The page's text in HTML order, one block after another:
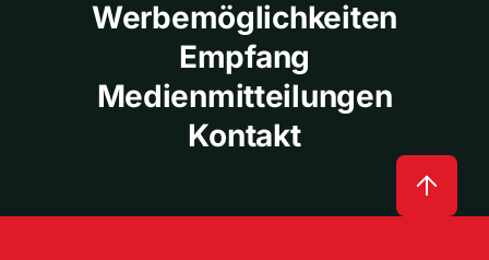
Werbemöglichkeiten
Empfang
Medienmitteilungen
Kontakt